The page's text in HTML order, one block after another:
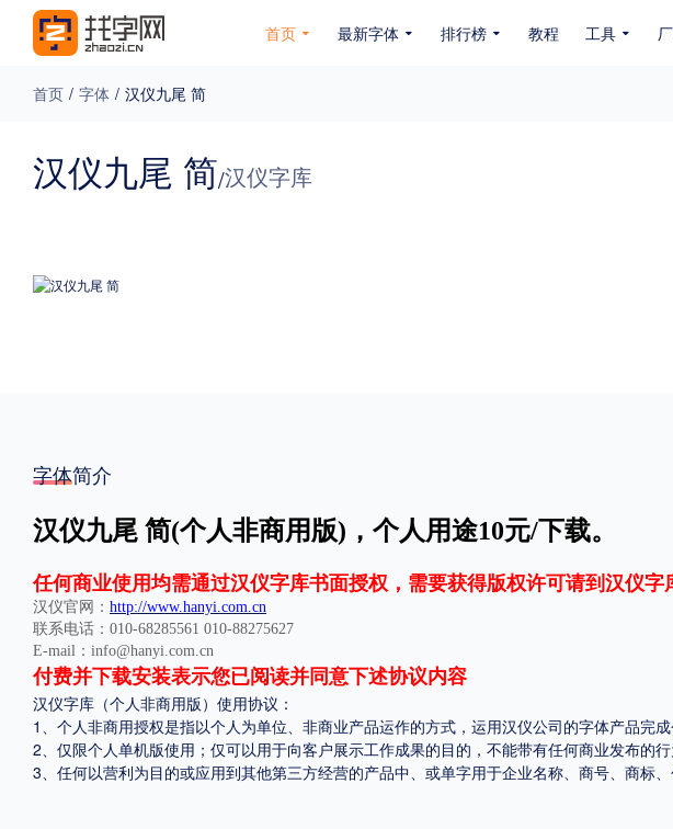
首页 最新字体
免费下载 收费下载 免费商用
格式
.TTF .OTF .TTC
平台
适用电脑 适用手
重要提示：本站提供的字体除标注“免费商用”的字体外，即使显示“免费下载 ”，商业用途也需购买商用授权！
排行榜 教程 工具
首页 / 字体 / 汉仪九尾 简
汉仪九尾 简/汉仪字库
字体简介
汉仪九尾 简(个人非商用版)，个人用途10元/下载。
任何商业使用均需通过汉仪字库书面授权，需要获得版权许可请到 汉仪字
汉仪官网： http://www.hanyi.com.cn
联系电话：010-68285561 010-88275627
E-mail：info@hanyi.com.cn
付费并下载安装表示您已阅读并同意下述协议内容
汉仪字库（个人非商用版）使用协议：
1、个人非商用授权是指以个人为单位、非商业产品运作的方式，运用汉仪公司的字体产品完
2、仅限个人单机版使用；仅可以用于向客户展示工作成果的目的，不能带有任何商业发布的行
3、任何以营利为目的或应用到其他第三方经营的产品中、或单字用于企业名称、商号、商标